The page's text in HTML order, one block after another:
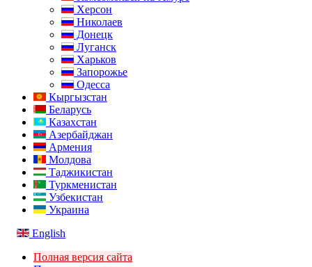
Херсон
Николаев
Донецк
Луганск
Харьков
Запорожье
Одесса
Кыргызстан
Беларусь
Казахстан
Азербайджан
Армения
Молдова
Таджикистан
Туркменистан
Узбекистан
Украина
English
Полная версия сайта